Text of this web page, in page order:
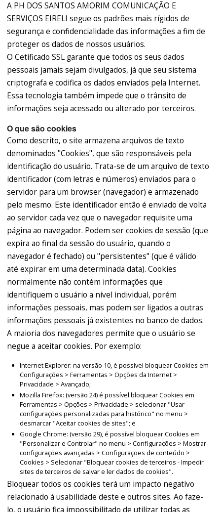
A PH DOS SANTOS AMORIM COMUNICAÇÃO E
SERVIÇOS EIRELI segue os padrões mais rígidos de
segurança e confidencialidade das informações a fim de
proteger os dados de nossos usuários.
O Cetificado SSL garante que todos os seus dados
pessoais jamais sejam divulgados, já que seu sistema
criptografa e codifica os dados enviados pela Internet.
Essa tecnologia também impede que o trânsito de
informações seja acessado ou alterado por terceiros.
O que são cookies
Como descrito, o site armazena arquivos de texto
denominados "Cookies", que são responsáveis pela
identificação do usuário. Trata-se de um arquivo de texto
identificador (com letras e números) enviados para o
servidor para um browser (navegador) e armazenado
pelo mesmo. Este identificador então é enviado de volta
ao servidor cada vez que o navegador requisite uma
página ao navegador. Podem ser cookies de sessão (que
expira ao final da sessão do usuário, quando o
navegador é fechado) ou "persistentes" (que é válido
até expirar em uma determinada data). Cookies
normalmente não contém informações que
identifiquem o usuário a nível individual, porém
informações pessoais, mas podem ser ligados a outras
informações pessoais já existentes no banco de dados.
A maioria dos navegadores permite que o usuário se
negue a aceitar cookies. Por exemplo:
Internet Explorer: na versão 10, é possível bloquear Cookies em
Configurações > Ferramentas > Opções da Internet >
Privacidade > Avançado;
Mozilla Firefox: (versão 24) é possível bloquear Cookies em
Ferramentas > Opções > Privacidade > selecionar "Usar
configurações personalizadas para histórico" no menu >
desmarcar "Aceitar cookies de sites"; e
Google Chrome: (versão 29), é possível bloquear Cookies em
"Personalizar e Controlar" no menu > Configurações > Mostrar
configurações avançadas > Configurações de conteúdo >
Cookies > Selecionar "Bloquear cookies de terceiros - Impedir
sites de terceiros de salvar e ler dados de cookies".
Bloquear todos os cookies terá um impacto negativo
relacionado à usabilidade deste e outros sites. Ao faze-